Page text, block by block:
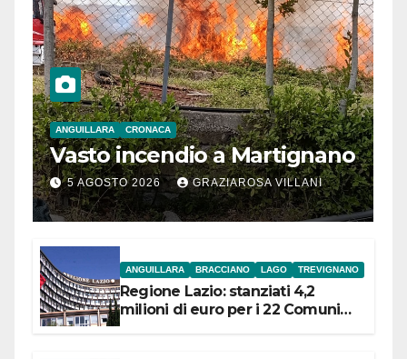
ANGUILLARA CRONACA
Vasto incendio a Martignano
5 AGOSTO 2026 GRAZIAROSA VILLANI
ANGUILLARA BRACCIANO LAGO TREVIGNANO
Regione Lazio: stanziati 4,2
milioni di euro per i 22 Comuni